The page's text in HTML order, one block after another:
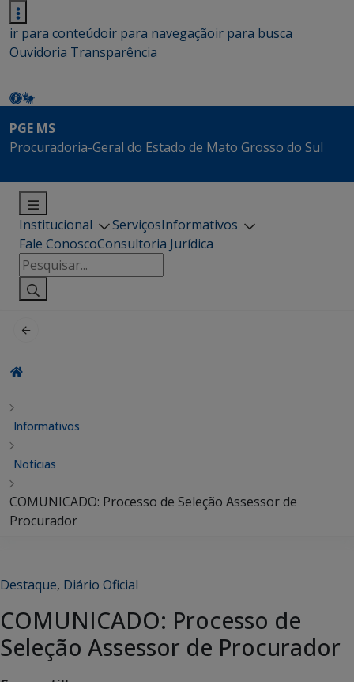
ir para conteúdoir para navegaçãoir para busca
Ouvidoria Transparência
PGE MS
Procuradoria-Geral do Estado de Mato Grosso do Sul
Institucional ServiçosInformativos
Fale ConoscoConsultoria Jurídica
Pesquisar
por:
Informativos
Notícias
COMUNICADO: Processo de Seleção Assessor de
Procurador
Destaque, Diário Oficial
COMUNICADO: Processo de
Seleção Assessor de Procurador